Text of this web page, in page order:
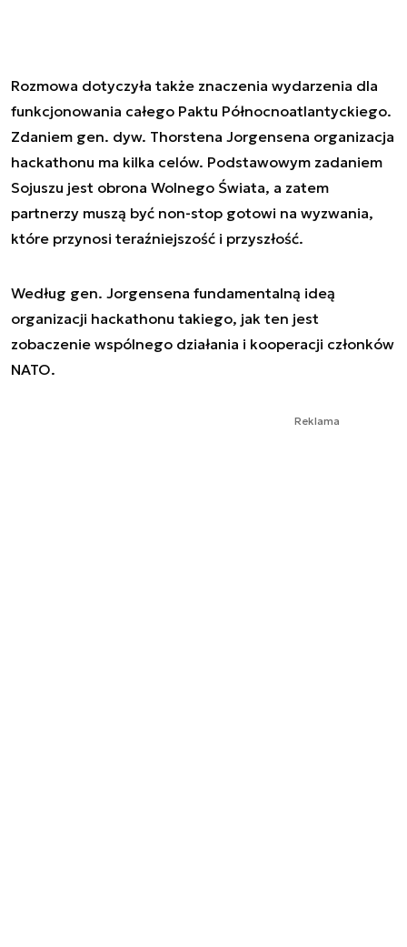
Rozmowa dotyczyła także znaczenia wydarzenia dla
funkcjonowania całego Paktu Północnoatlantyckiego.
Zdaniem gen. dyw. Thorstena Jorgensena organizacja
hackathonu ma kilka celów. Podstawowym zadaniem
Sojuszu jest obrona Wolnego Świata, a zatem
partnerzy muszą być non-stop gotowi na wyzwania,
które przynosi teraźniejszość i przyszłość.
Według gen. Jorgensena fundamentalną ideą
organizacji hackathonu takiego, jak ten jest
zobaczenie wspólnego działania i kooperacji członków
NATO.
Reklama